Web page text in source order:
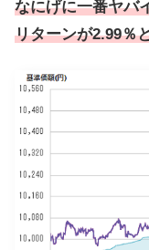
なにげに一番ヤバ
リターンが2.99％